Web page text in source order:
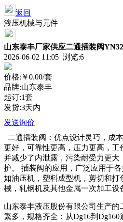
返回
液压机械与元件
山东泰丰厂家供应二通插装阀
2026-06-02 11:05 浏览:6
价格: ￥0.00/套
品牌:山东泰丰
起订:1套
发货:3天内
发送询价
二通插装阀：优点设计灵巧，成
更好，可靠性更高，压力更高，工
并减少了内泄露，污染耐受力更大
护。 插装阀的应用，广泛应用于各
如油压机，塑料成型机，剪切和打
械，轧钢机及其他金属一次加工设
山东泰丰液压股份有限公司生产
繁多，规格齐全：从Dg16到